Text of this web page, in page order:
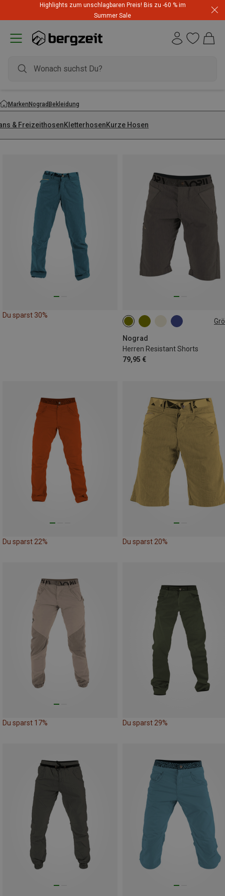
Highlights zum unschlagbaren Preis! Bis zu -60 % im
Summer Sale
MarkenNogradBekleidung
& FreizeithosenKletterhosenKurze Hosen
Du sparst 30%
Nograd
Herren Resistant Shorts
79,95 €
S M XXL
Du sparst 22% Du sparst 20%
Du sparst 17% Du sparst 29%